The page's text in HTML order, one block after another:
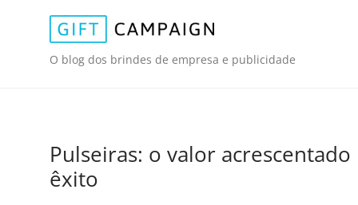
O blog dos brindes de empresa e publicidade
Pulseiras: o valor
êxito